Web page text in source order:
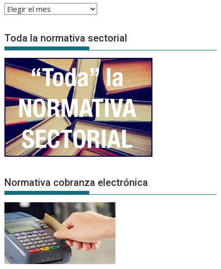
Archivo
Noticias
Toda la normativa sectorial
Normativa cobranza electrónica